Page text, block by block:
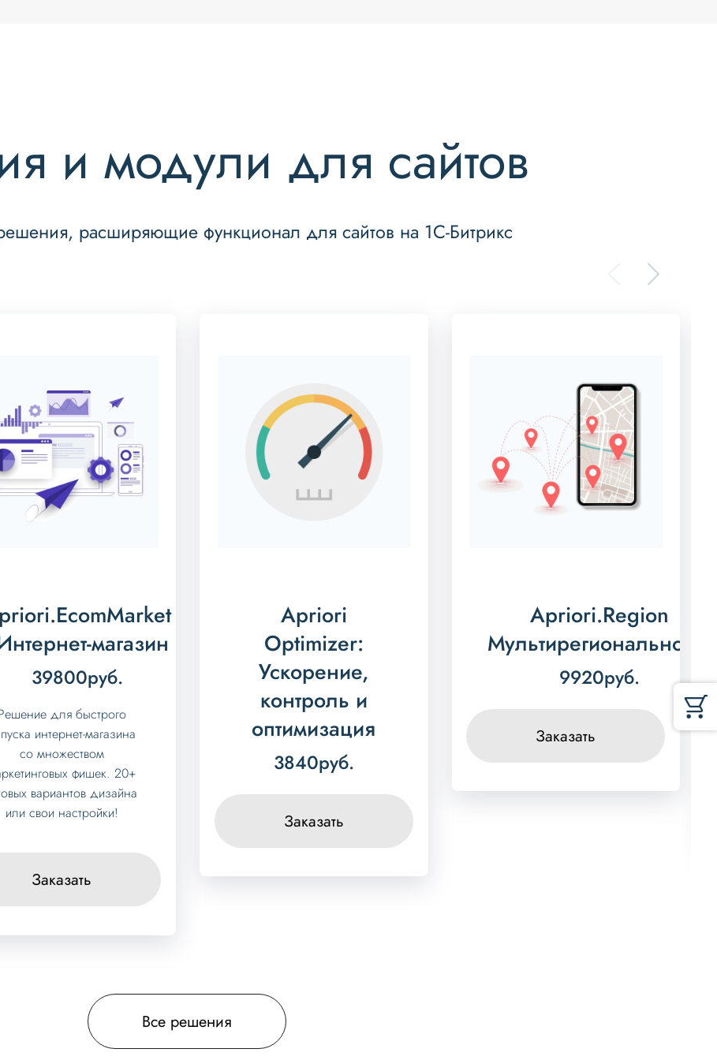
и модули для сайтов
расширяющие функционал для сайтов на 1С-Битрикс
магазин
39800руб.
для быстрого
интернет-магазина
со множеством
фишек. 20+
вариантов дизайна
или свои настройки!
Заказать
Apriori
Optimizer:
Ускорение,
контроль и
оптимизация
3840руб.
Заказать
Apriori.Region
Мультирегиональность
9920руб.
Заказать
Все решения